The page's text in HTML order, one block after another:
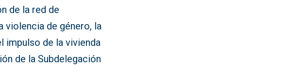
de la red de
violencia de género, la
impulso de la vivienda
de la Subdelegación